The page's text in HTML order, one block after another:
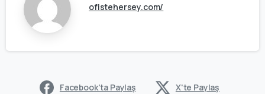
ofistehersey.com/
Facebook'ta Paylaş X'te Paylaş